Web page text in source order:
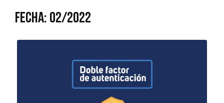
FECHA: 02/2022